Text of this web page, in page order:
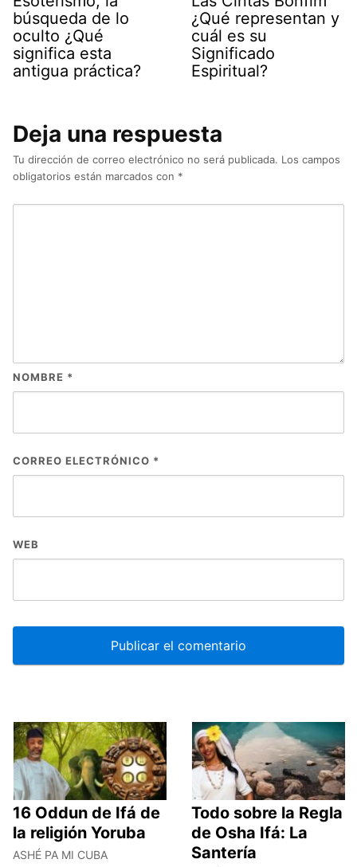
búsqueda de lo
oculto ¿Qué
significa esta
antigua práctica?
¿Qué representan y
cuál es su
Significado
Espiritual?
Deja una respuesta
Tu dirección de correo electrónico no será publicada. Los campos
obligatorios están marcados con *
NOMBRE *
CORREO ELECTRÓNICO *
WEB
16 Oddun de Ifá de
la religión Yoruba
ASHÉ PA MI CUBA
Todo sobre la Regla
de Osha Ifá: La
Santería